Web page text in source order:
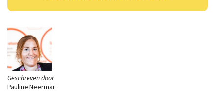
Geschreven door
Pauline Neerman